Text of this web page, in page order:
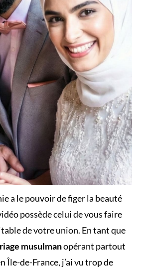
a le pouvoir de figer la beauté
possède celui de vous faire
de votre union. En tant que
musulmanopérant partout
Île-de-France, j’ai vu trop de